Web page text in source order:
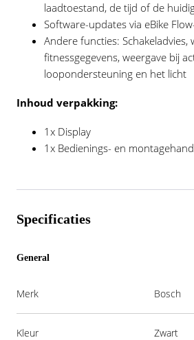
laadtoestand, de tijd of de
Software-updates via eBike
Andere functies: Schakeladvies,
fitnessgegevens, weergave bij
loopondersteuning en het licht
Inhoud verpakking:
1x Display
1x Bedienings- en
Specificaties
General
Merk Bosch
Kleur Zwart